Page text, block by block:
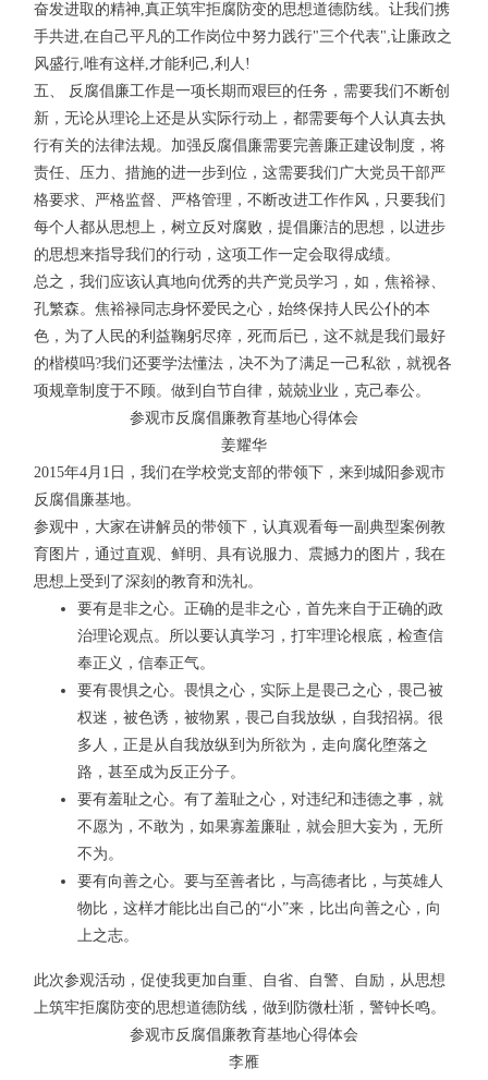
奋发进取的精神,真正筑牢拒腐防变的思想道德防线。让我们携
手共进,在自己平凡的工作岗位中努力践行"三个代表",让廉政之
风盛行,唯有这样,才能利己,利人!
五、 反腐倡廉工作是一项长期而艰巨的任务，需要我们不断创
新，无论从理论上还是从实际行动上，都需要每个人认真去执
行有关的法律法规。加强反腐倡廉需要完善廉正建设制度，将
责任、压力、措施的进一步到位，这需要我们广大党员干部严
格要求、严格监督、严格管理，不断改进工作作风，只要我们
每个人都从思想上，树立反对腐败，提倡廉洁的思想，以进步
的思想来指导我们的行动，这项工作一定会取得成绩。
总之，我们应该认真地向优秀的共产党员学习，如，焦裕禄、
孔繁森。焦裕禄同志身怀爱民之心，始终保持人民公仆的本
色，为了人民的利益鞠躬尽瘁，死而后已，这不就是我们最好
的楷模吗?我们还要学法懂法，决不为了满足一己私欲，就视各
项规章制度于不顾。做到自节自律，兢兢业业，克己奉公。
参观市反腐倡廉教育基地心得体会
姜耀华
2015年4月1日，我们在学校党支部的带领下，来到城阳参观市
反腐倡廉基地。
参观中，大家在讲解员的带领下，认真观看每一副典型案例教
育图片，通过直观、鲜明、具有说服力、震撼力的图片，我在
思想上受到了深刻的教育和洗礼。
要有是非之心。正确的是非之心，首先来自于正确的政
治理论观点。所以要认真学习，打牢理论根底，检查信
奉正义，信奉正气。
要有畏惧之心。畏惧之心，实际上是畏己之心，畏己被
权迷，被色诱，被物累，畏己自我放纵，自我招祸。很
多人，正是从自我放纵到为所欲为，走向腐化堕落之
路，甚至成为反正分子。
要有羞耻之心。有了羞耻之心，对违纪和违德之事，就
不愿为，不敢为，如果寡羞廉耻，就会胆大妄为，无所
不为。
要有向善之心。要与至善者比，与高德者比，与英雄人
物比，这样才能比出自己的“小”来，比出向善之心，向
上之志。
此次参观活动，促使我更加自重、自省、自警、自励，从思想
上筑牢拒腐防变的思想道德防线，做到防微杜渐，警钟长鸣。
参观市反腐倡廉教育基地心得体会
李雁